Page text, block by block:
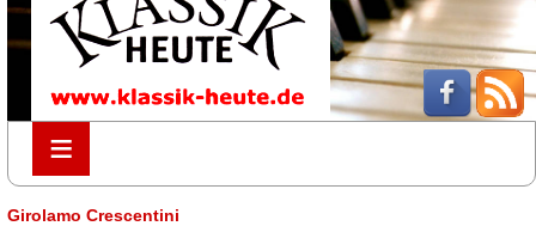
≡
≡
Girolamo Crescentini